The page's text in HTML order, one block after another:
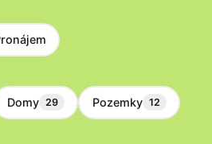
Domy 29 Pozemky 12